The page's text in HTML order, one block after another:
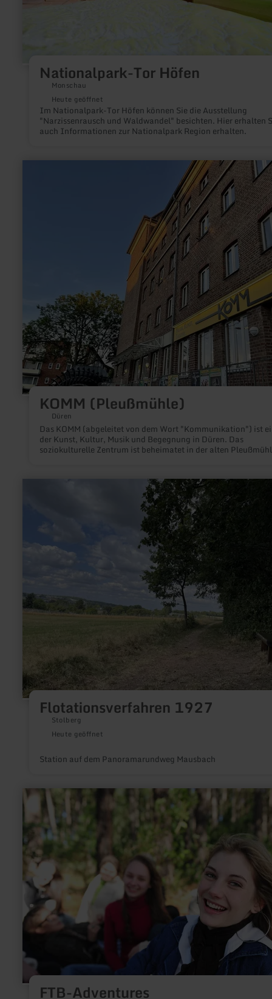
Nationalpark-Tor Höfen
Monschau
Heute geöffnet
Im Nationalpark-Tor Höfen können Sie die Ausstellung
"Narzissenrausch und Waldwandel" besichten. Hier erhalten
auch Informationen zur Nationalpark Region erhalten.
KOMM (Pleußmühle)
Düren
Das KOMM (abgeleitet von dem Wort "Kommunikation") ist
der Kunst, Kultur, Musik und Begegnung in Düren. Das
soziokulturelle Zentrum ist beheimatet in der alten
entfernt) zu erkennen ist. Direkt am Mühlenbach gelegen
das Wasserrad hier für die Stadtwerke Düren grünen Strom,
KOMM hingegen „produziert“ Kultur.
Flotationsverfahren 1927
Stolberg
Heute geöffnet
Station auf dem Panoramarundweg Mausbach
FTB-Adventures
mehr
erfahren
FTB-
Adventures